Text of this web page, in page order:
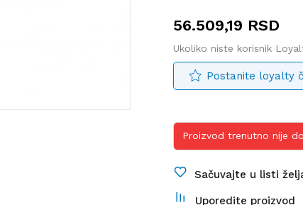
56.509,19 RSD
Ukoliko niste korisnik
Postanite loyalty
Proizvod trenutno nije
Sačuvajte u listi
Uporedite proizvod